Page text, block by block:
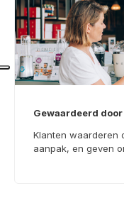
Gewaardeerd
Klanten waarderen
aanpak, en geven